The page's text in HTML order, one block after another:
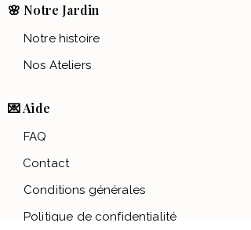
🌸 Notre Jardin
Notre histoire
Nos Ateliers
💌 Aide
FAQ
Contact
Conditions générales
Politique de confidentialité